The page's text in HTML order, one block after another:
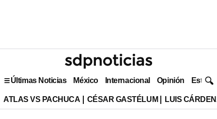
Últimas Noticias México Internacional Opinión Estilo
ATLAS VS PACHUCA CÉSAR GASTÉLUM LUIS